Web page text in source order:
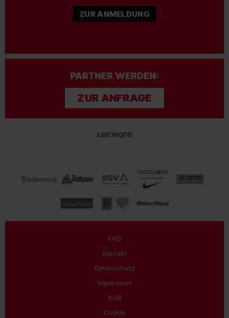
ZUR ANMELDUNG
PARTNER WERDEN:
ZUR ANFRAGE
FAQ
Kontakt
Datenschutz
Impressum
AGB
Cookie